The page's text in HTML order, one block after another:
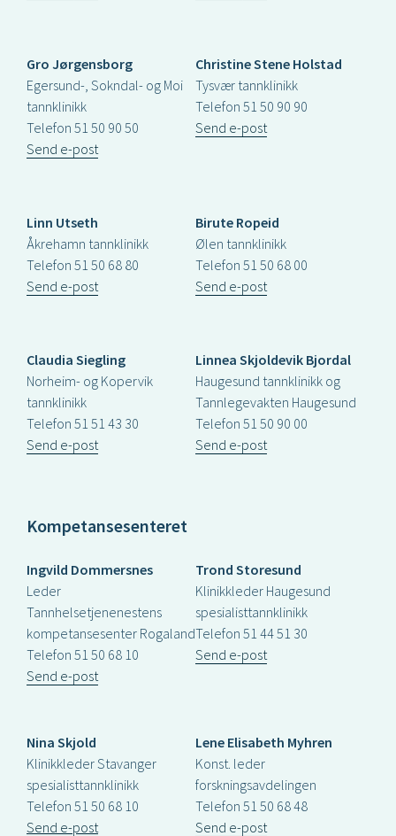
Gro Jørgensborg
Egersund-, Sokndal- og Moi
tannklinikk
Telefon 51 50 90 50
Send e-post
Christine Stene Holstad
Tysvær tannklinikk
Telefon 51 50 90 90
Send e-post
Linn Utseth
Åkrehamn tannklinikk
Telefon 51 50 68 80
Send e-post
Birute Ropeid
Ølen tannklinikk
Telefon 51 50 68 00
Send e-post
Claudia Siegling
Norheim- og Kopervik
tannklinikk
Telefon 51 51 43 30
Send e-post
Linnea Skjoldevik Bjordal
Haugesund tannklinikk og
Tannlegevakten Haugesund
Telefon 51 50 90 00
Send e-post
Kompetansesenteret
Ingvild Dommersnes
Leder
Tannhelsetjenenestens
kompetansesenter Rogaland
Telefon 51 50 68 10
Send e-post
Trond Storesund
Klinikkleder Haugesund
spesialisttannklinikk
Telefon 51 44 51 30
Send e-post
Nina Skjold
Klinikkleder Stavanger
spesialisttannklinikk
Telefon 51 50 68 10
Send e-post
Lene Elisabeth Myhren
Konst. leder
forskningsavdelingen
Telefon 51 50 68 48
Send e-post